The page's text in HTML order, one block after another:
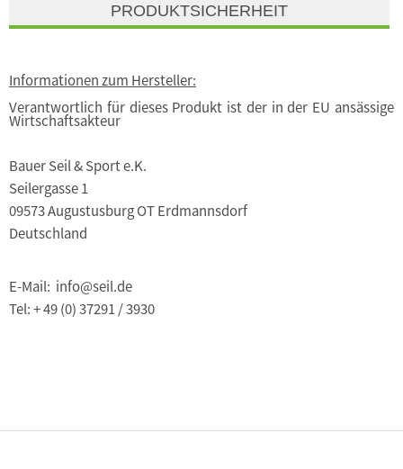
PRODUKTSICHERHEIT
Informationen zum Hersteller:
Verantwortlich für dieses Produkt ist der in der EU ansässige
Wirtschaftsakteur
Bauer Seil & Sport e.K.
Seilergasse 1
09573 Augustusburg OT Erdmannsdorf
Deutschland
E-Mail: info@seil.de
Tel: + 49 (0) 37291 / 3930